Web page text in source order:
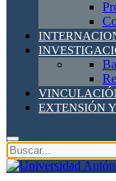
EXTENSIÓN